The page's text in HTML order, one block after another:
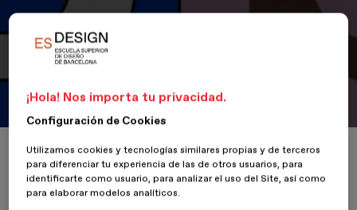
¡Off-ESDESIGN en Bilbao!
7 de Junio de 2019
Inicio ESDESIGNERS ¡Off-ESDESIGN en Bilbao!
¡Hola! Nos importa tu privacidad.
Configuración de Cookies
Utilizamos cookies y tecnologías similares propias y de terceros
para diferenciar tu experiencia de las de otros usuarios, para
identificarte como usuario, para analizar el uso del Site, así como
para elaborar modelos analíticos.